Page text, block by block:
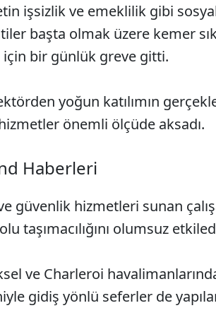
işsizlik ve emeklilik gibi
başta olmak üzere kemer
bir günlük greve gitti.
yoğun katılımın
önemli ölçüde aksadı.
Haberleri
güvenlik hizmetleri sunan
taşımacılığını olumsuz
ve Charleroi
gidiş yönlü seferler de